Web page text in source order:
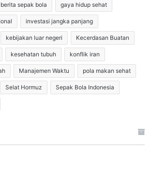
berita sepak bola gaya hidup sehat
investasi jangka panjang
kebijakan luar negeri Kecerdasan Buatan
kesehatan tubuh konflik iran
Manajemen Waktu pola makan sehat
Selat Hormuz Sepak Bola Indonesia